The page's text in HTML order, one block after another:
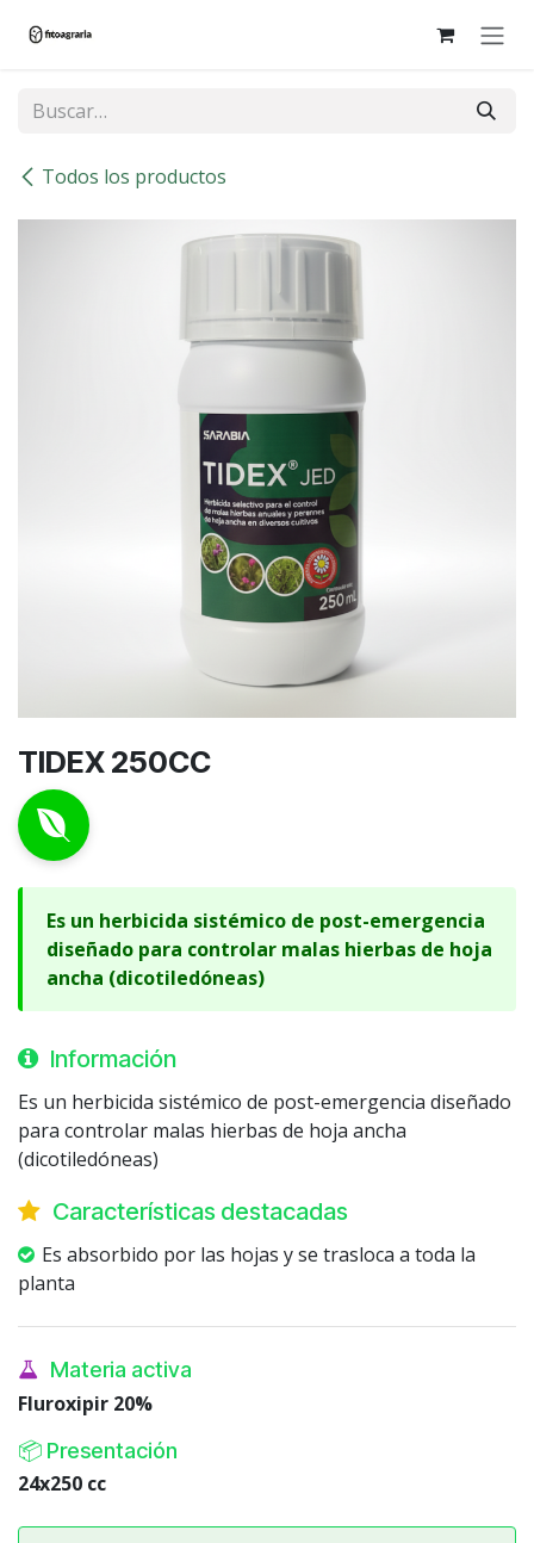
Todos los productos
TIDEX 250CC
Es un herbicida sistémico de post-emergencia
diseñado para controlar malas hierbas de hoja
ancha (dicotiledóneas)
Información
Es un herbicida sistémico de post-emergencia diseñado
para controlar malas hierbas de hoja ancha
(dicotiledóneas)
Características destacadas
Es absorbido por las hojas y se trasloca a toda la
planta
Materia activa
Fluroxipir 20%
📦 Presentación
24x250 cc